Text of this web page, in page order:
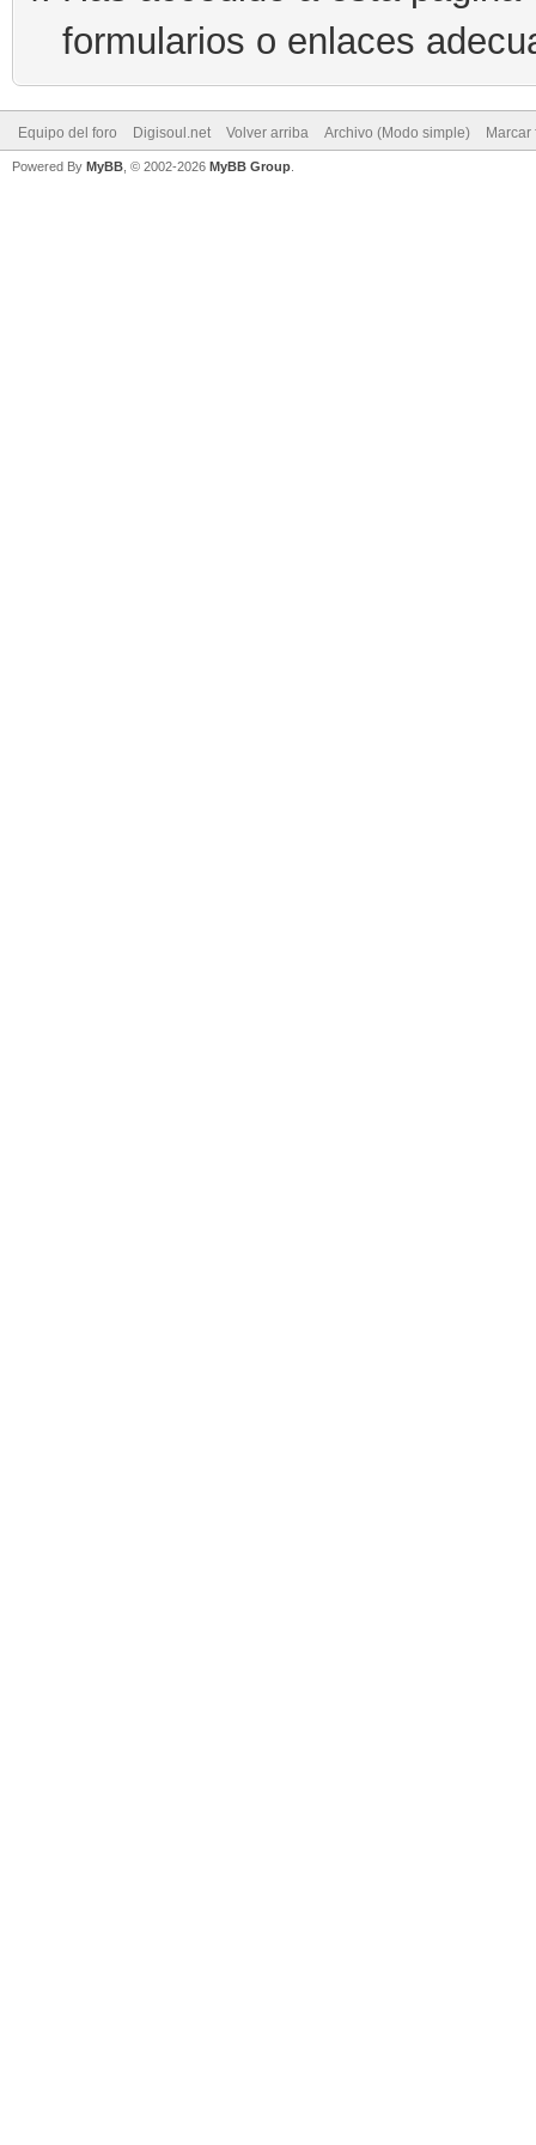
formularios o enlaces
Equipo del foro Digisoul.net Volver arriba Archivo (Modo simple)
Powered By MyBB , © 2002-2026 MyBB Group